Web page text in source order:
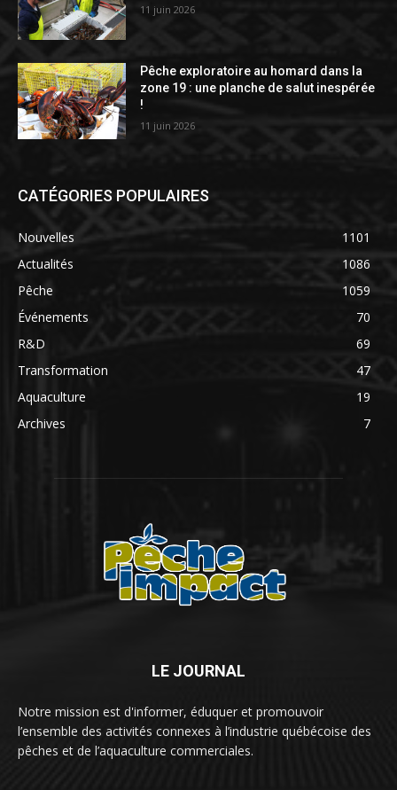
11 juin 2026
Pêche exploratoire au homard dans la
zone 19 : une planche de salut inespérée
!
11 juin 2026
CATÉGORIES POPULAIRES
Nouvelles
1101
Actualités
1086
Pêche
1059
Événements
70
R&D
69
Transformation
47
Aquaculture
19
Archives
7
LE JOURNAL
Notre mission est d'informer, éduquer et promouvoir
l’ensemble des activités connexes à l’industrie québécoise des
pêches et de l’aquaculture commerciales.